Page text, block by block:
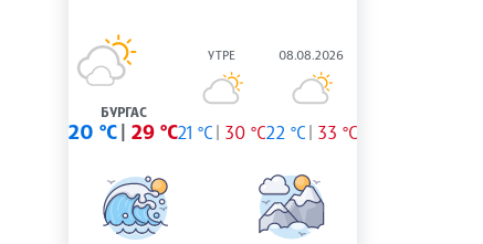
БУРГАС
20 °C 29 °C
УТРЕ
21 °C 30 °C
08.08.2026
22 °C 33 °C